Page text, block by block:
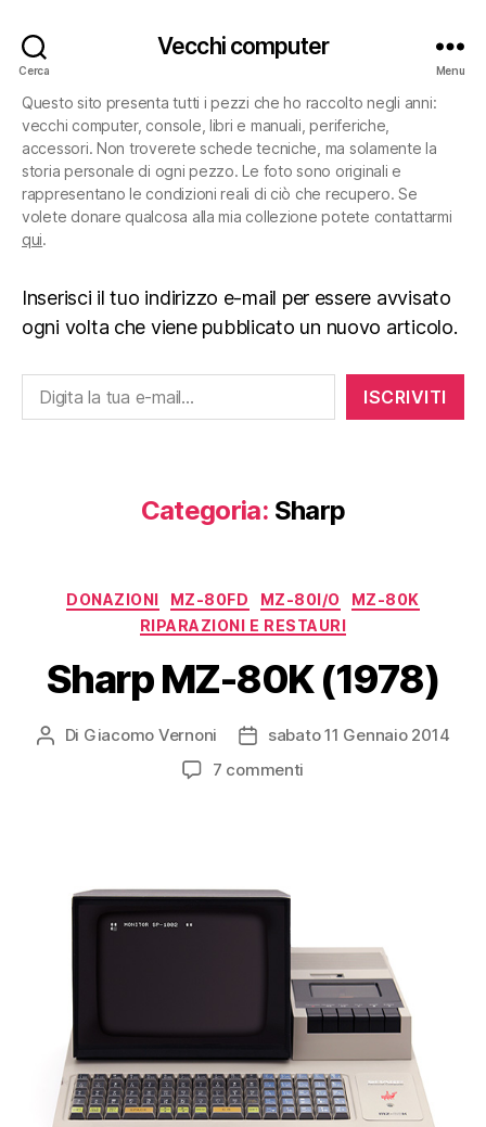
Cerca
Vecchi computer
Menu
Questo sito presenta tutti i pezzi che ho raccolto negli anni:
vecchi computer, console, libri e manuali, periferiche,
accessori. Non troverete schede tecniche, ma solamente la
storia personale di ogni pezzo. Le foto sono originali e
rappresentano le condizioni reali di ciò che recupero. Se
volete donare qualcosa alla mia collezione potete contattarmi
qui.
Inserisci il tuo indirizzo e-mail per essere avvisato
ogni volta che viene pubblicato un nuovo articolo.
Digita la tua e-mail...
ISCRIVITI
Categoria: Sharp
Categorie
DONAZIONI MZ-80FD MZ-80I/O
MZ-80K
RIPARAZIONI E RESTAURI
Sharp MZ-80K (1978)
Autore
Di Giacomo Vernoni
Data
dell'articolo
sabato 11 Gennaio 2014
7 commenti